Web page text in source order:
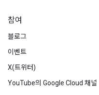
참여
블로그
이벤트
X(트위터)
YouTube의 Google Cloud 채널